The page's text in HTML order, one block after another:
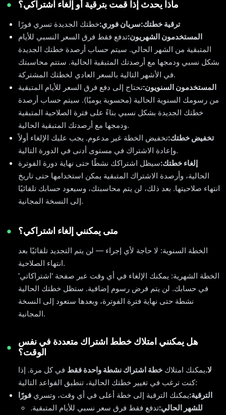
ماذا يحدث إذا قمت بترقية أو إلغاء اشتراكي؟
ترقية خطتك:سريان فوري:خطتك الجديدة تسري فورًا
المستخدمون الشهريون:تدفع فقط فرق السعر النسبي للأيام
المتبقية من الشهر الحالي. سيتم حساب أرصدة خطتك الجديدة
بشكل نسبي ودمجها مع أرصدتك المتبقية الحالية. ستتم محاسبتك
في الأشهر التالية بالسعر العادي لخطتك المشتركة.
المستخدمون السنويون:تحتاج إلى دفع فرق السعر للأيام المتبقية
من رسومك السنوية الحالية (محسوبة يوميًا). سيتم حساب أرصدة
خطتك الجديدة بشكل نسبي بناءً على فترة الصلاحية المتبقية
ودمجها مع أرصدتك المتبقية الحالية.
تخفيض خطتك:تخفيض الخطة غير مدعوم. يجب عليك الإلغاء أولاً
وإعادة الاشتراك في مستوى أدنى في الدورة التالية.
إلغاء خطتك:سيظل اشتراكك نشطًا حتى نهاية دورة الفوترة
الحالية، وأرصدة الاشتراك المتبقية يمكن استخدامها حتى تاريخ
انتهاء صلاحيتها. بعد ذلك، لن يتم محاسبتك، وسيعود حسابك تلقائيًا
إلى النسخة المجانية.
متى يمكنني إلغاء اشتراكي؟
الخطة السنوية: لا حاجة لأي إجراء — لن يتم التجديد تلقائيًا بعد
انتهاء الصلاحية.
الخطة الشهرية: يمكنك الإلغاء في أي وقت عبر صفحة 'اشتراكاتي'
في حسابك. لن يتم فرض رسوم إضافية. ستظل خطتك الحالية
نشطة حتى نهاية فترة الفوترة، وبعدها ستعود إلى النسخة
المجانية.
هل يمكنني امتلاك خطط اشتراك متعددة في نفس
الوقت؟
لا.يمكنك امتلاك خطة اشتراك نشطة واحدة فقط في كل مرة. إذا
كنت ترغب في تغيير خطتك الحالية، تنطبق القواعد التالية:
الترقية:يمكنك الترقية إلى خطة أعلى في أي وقت، وتسري فورًا
للشهر الحالي:تدفع فقط فرق سعر نسبي للأيام المتبقية.